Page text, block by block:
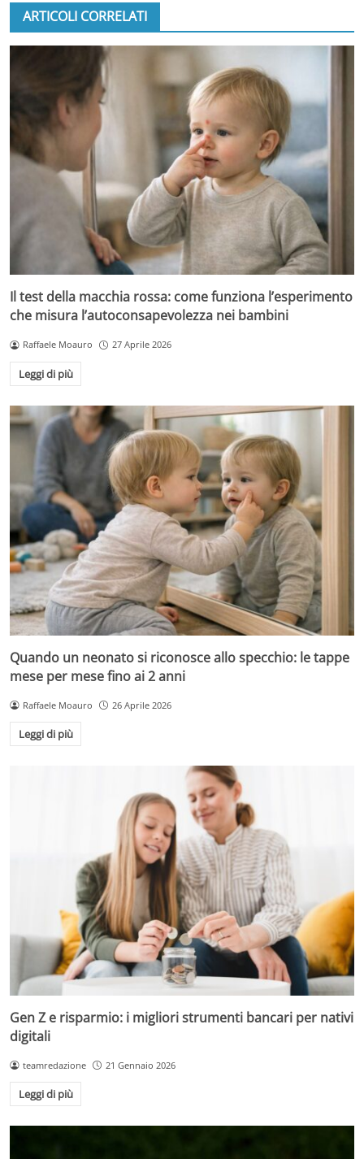
ARTICOLI CORRELATI
Il test della macchia rossa: come funziona l’esperimento
che misura l’autoconsapevolezza nei bambini
Raffaele Moauro 27 Aprile 2026
Leggi di più
Quando un neonato si riconosce allo specchio: le tappe
mese per mese fino ai 2 anni
Raffaele Moauro 26 Aprile 2026
Leggi di più
Gen Z e risparmio: i migliori strumenti bancari per nativi
digitali
teamredazione 21 Gennaio 2026
Leggi di più